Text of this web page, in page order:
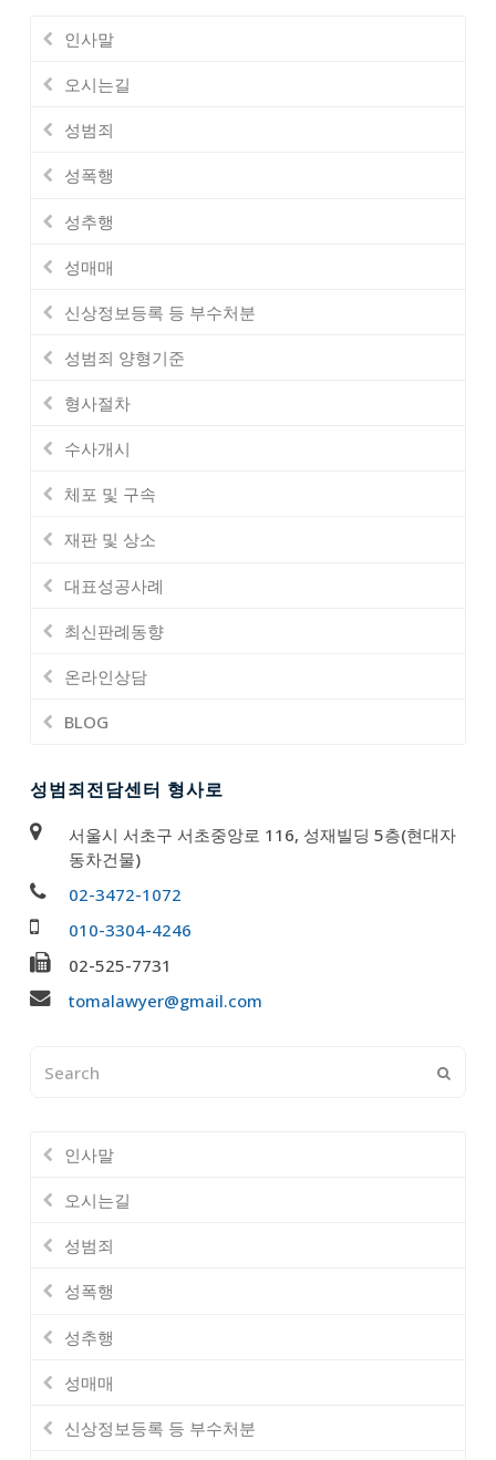
인사말
오시는길
성범죄
성폭행
성추행
성매매
신상정보등록 등 부수처분
성범죄 양형기준
형사절차
수사개시
체포 및 구속
재판 및 상소
대표성공사례
최신판례동향
온라인상담
BLOG
성범죄전담센터 형사로
서울시 서초구 서초중앙로 116, 성재빌딩 5층(현대자
동차건물)
02-3472-1072
010-3304-4246
02-525-7731
tomalawyer@gmail.com
인사말
오시는길
성범죄
성폭행
성추행
성매매
신상정보등록 등 부수처분